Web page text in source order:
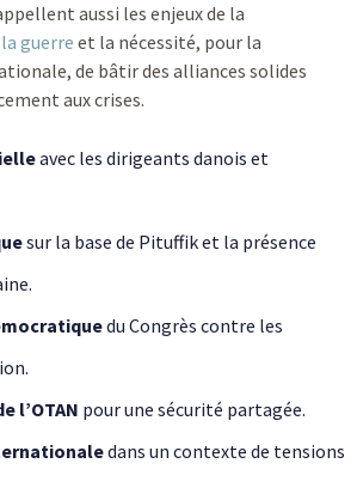
aussi les enjeux de la
guerre et la nécessité, pour la
de bâtir des alliances solides
aux crises.
avec les dirigeants danois et
sur la base de Pituffik et la présence
du Congrès contre les
l’OTAN pour une sécurité partagée.
dans un contexte de tensions